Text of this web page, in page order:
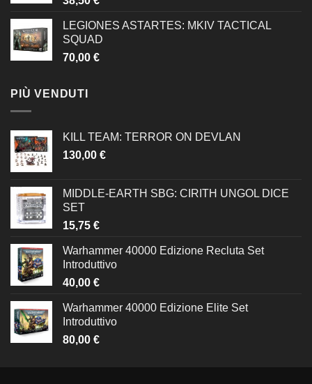
LEGIONES ASTARTES: MKIV TACTICAL
SQUAD
70,00 €
PIÙ VENDUTI
KILL TEAM: TERROR ON DEVLAN
130,00 €
MIDDLE-EARTH SBG: CIRITH UNGOL DICE
SET
15,75 €
Warhammer 40000 Edizione Recluta Set
Introduttivo
40,00 €
Warhammer 40000 Edizione Elite Set
Introduttivo
80,00 €